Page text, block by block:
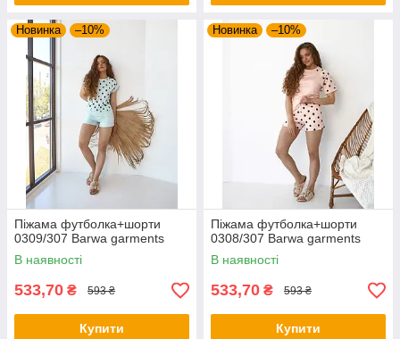
Новинка –10%
Піжама футболка+шорти
0309/307 Barwa garments
В наявності
533,70 ₴ 593 ₴
Купити
Новинка –10%
Піжама футболка+шорти
0308/307 Barwa garments
В наявності
533,70 ₴ 593 ₴
Купити